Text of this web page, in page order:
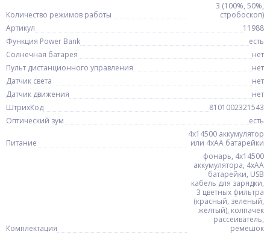
Количество режимов работы
3 (100%, 50%,
стробоскоп)
Артикул
11988
Функция Power Bank
есть
Солнечная батарея
нет
Пульт дистанционного управления
нет
Датчик света
нет
Датчик движения
нет
ШтрихКод
8101002321543
Оптический зум
есть
Питание
4x14500 аккумулятор
или 4xАА батарейки
Комплектация
фонарь, 4x14500
аккумулятора, 4xАА
батарейки, USB
кабель для зарядки,
3 цветных фильтра
(красный, зеленый,
желтый), колпачек
рассеиватель,
ремешок